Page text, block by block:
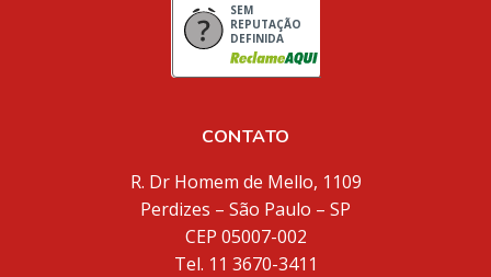
SEM
REPUTAÇÃO
DEFINIDA
CONTATO
R. Dr Homem de Mello, 1109
Perdizes – São Paulo – SP
CEP 05007-002
Tel. 11 3670-3411